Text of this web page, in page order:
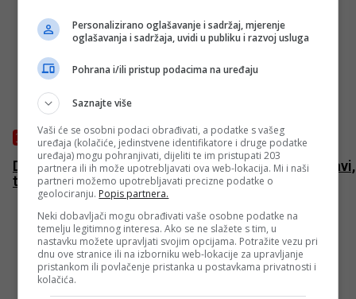
TENIS
Džumhur: Osjećao sam da mogu igrati dobro na travi,
trebalo mi je mečeva
Personalizirano oglašavanje i sadržaj, mjerenje
oglašavanja i sadržaja, uvidi u publiku i razvoj usluga
Pohrana i/ili pristup podacima na uređaju
Saznajte više
Vaši će se osobni podaci obrađivati, a podatke s vašeg
uređaja (kolačiće, jedinstvene identifikatore i druge podatke
uređaja) mogu pohranjivati, dijeliti te im pristupati 203
partnera ili ih može upotrebljavati ova web-lokacija. Mi i naši
partneri možemo upotrebljavati precizne podatke o
geolociranju. Popis partnera.
Neki dobavljači mogu obrađivati vaše osobne podatke na
temelju legitimnog interesa. Ako se ne slažete s tim, u
nastavku možete upravljati svojim opcijama. Potražite vezu pri
dnu ove stranice ili na izborniku web-lokacije za upravljanje
pristankom ili povlačenje pristanka u postavkama privatnosti i
kolačića.